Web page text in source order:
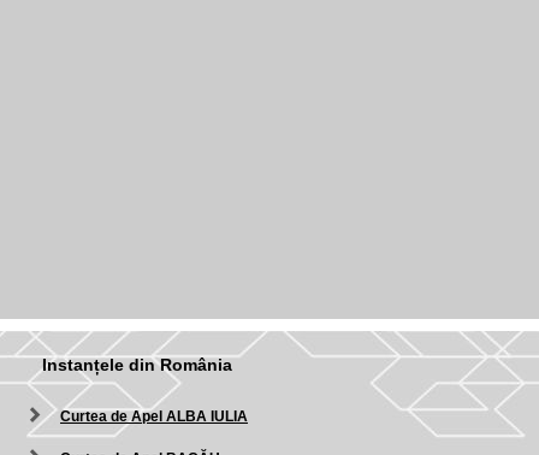
Instanțele din România
Curtea de Apel ALBA IULIA